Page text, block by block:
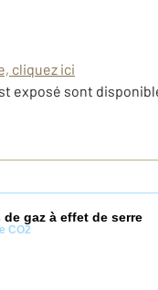
cliquez ici
exposé sont
gaz à effet de serre
CO2